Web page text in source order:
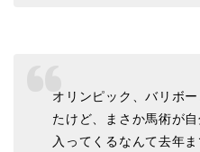
オリンピック、バリボ
たけど、まさか馬術が
入ってくるなんて去年